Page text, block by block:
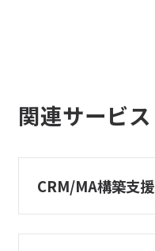
関連サービス
CRM/MA構築支援